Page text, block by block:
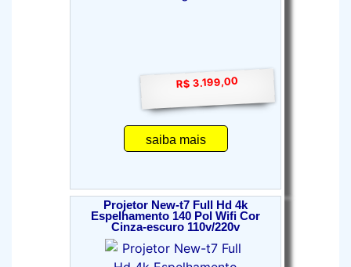
R$ 3.199,00
saiba mais
Projetor New-t7 Full Hd 4k
Espelhamento 140 Pol Wifi Cor
Cinza-escuro 110v/220v